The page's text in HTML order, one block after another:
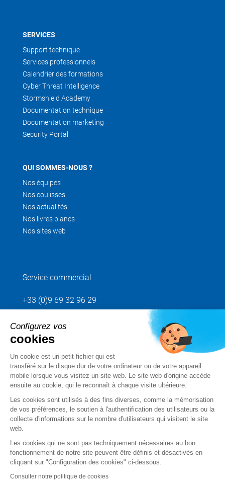
SERVICES
Support technique
Services professionnels
Calendrier des formations
Cyber Threat Intelligence
Stormshield Academy
Documentation technique
Documentation marketing
Security Portal
QUI SOMMES-NOUS ?
Nos équipes
Nos coulisses
Nos actualités
Nos livres blancs
Nos sites web
Service commercial
+33 (0)9 69 32 96 29
Envoyez votre demande
Suivez-nous
Mentions légales
Configurez vos
cookies
Un cookie est un petit fichier qui est
transféré sur le disque dur de votre ordinateur ou de votre appareil
mobile lorsque vous visitez un site web. Le site web d'origine accède
ensuite au cookie, qui le reconnaît à chaque visite ultérieure.
Les cookies sont utilisés à des fins diverses, comme la mémorisation
de vos préférences, le soutien à l'authentification des utilisateurs ou la
collecte d'informations sur le nombre d'utilisateurs qui visitent le site
web.
Les cookies qui ne sont pas techniquement nécessaires au bon
fonctionnement de notre site peuvent être définis et désactivés en
cliquant sur "Configuration des cookies" ci-dessous.
Consulter notre politique de cookies